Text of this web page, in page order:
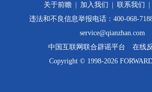
关于前瞻 加入我们 联系我们
违法和不良信息举报电话：400-068-
service@qianzhan.com
中国互联网联合辟谣平台
在线
Copyright © 1998-2026